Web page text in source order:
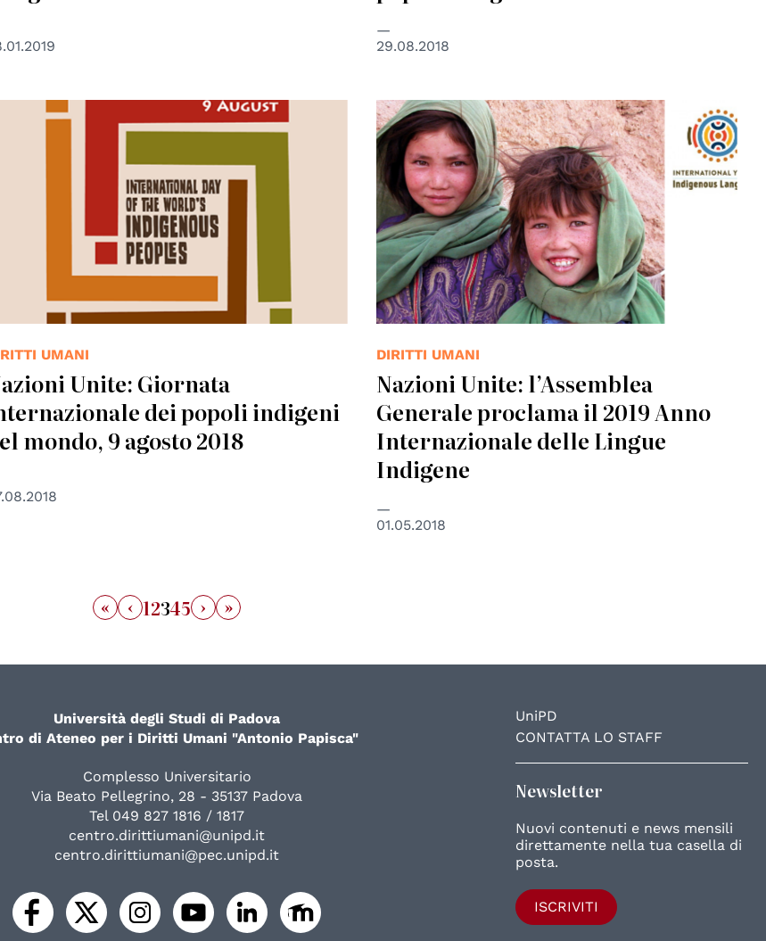
29.08.2018
UMANI
Unite: Giornata
dei popoli indigeni
mondo, 9 agosto 2018
DIRITTI UMANI
Nazioni Unite: l’Assemblea
Generale proclama il 2019 Anno
Internazionale delle Lingue
Indigene
01.05.2018
« ‹ 12345 › »
UniPD
CONTATTA LO STAFF
Newsletter
Nuovi contenuti e news mensili
direttamente nella tua casella di
posta.
ISCRIVITI
Università degli Studi di Padova
di Ateneo per i Diritti Umani "Antonio Papisca"
Complesso Universitario
Via Beato Pellegrino, 28 - 35137 Padova
Tel 049 827 1816 / 1817
centro.dirittiumani@unipd.it
centro.dirittiumani@pec.unipd.it